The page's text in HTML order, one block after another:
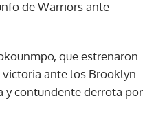
de Warriors ante
que estrenaron
ante los Brooklyn
y contundente derrota por